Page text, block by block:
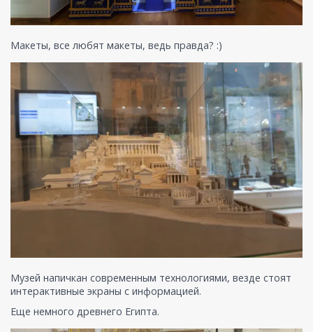
Макеты, все любят макеты, ведь правда? :)
Музей напичкан современным технологиями, везде стоят
интерактивные экраны с информацией.
Еще немного древнего Египта.